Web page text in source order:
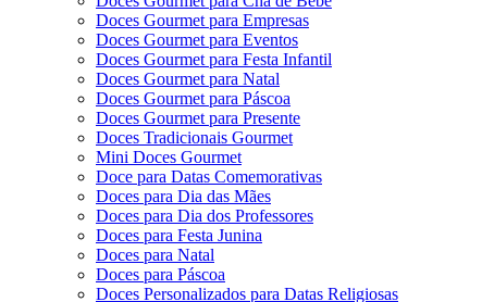
Doces Gourmet para Empresas
Doces Gourmet para Eventos
Doces Gourmet para Festa Infantil
Doces Gourmet para Natal
Doces Gourmet para Páscoa
Doces Gourmet para Presente
Doces Tradicionais Gourmet
Mini Doces Gourmet
Doce para Datas Comemorativas
Doces para Dia das Mães
Doces para Dia dos Professores
Doces para Festa Junina
Doces para Natal
Doces para Páscoa
Doces Personalizados para Datas Religiosas